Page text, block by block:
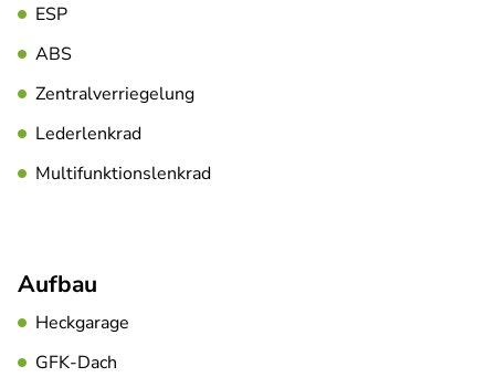
ESP
ABS
Zentralverriegelung
Lederlenkrad
Multifunktionslenkrad
Aufbau
Heckgarage
GFK-Dach